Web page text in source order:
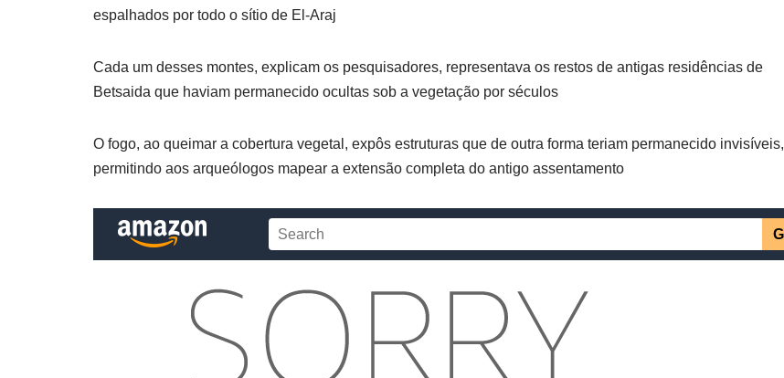
espalhados por todo o sítio de El-Araj
Cada um desses montes, explicam os pesquisadores, representava os restos de antigas residências de
Betsaida que haviam permanecido ocultas sob a vegetação por séculos
O fogo, ao queimar a cobertura vegetal, expôs estruturas que de outra forma teriam permanecido invisíveis,
permitindo aos arqueólogos mapear a extensão completa do antigo assentamento